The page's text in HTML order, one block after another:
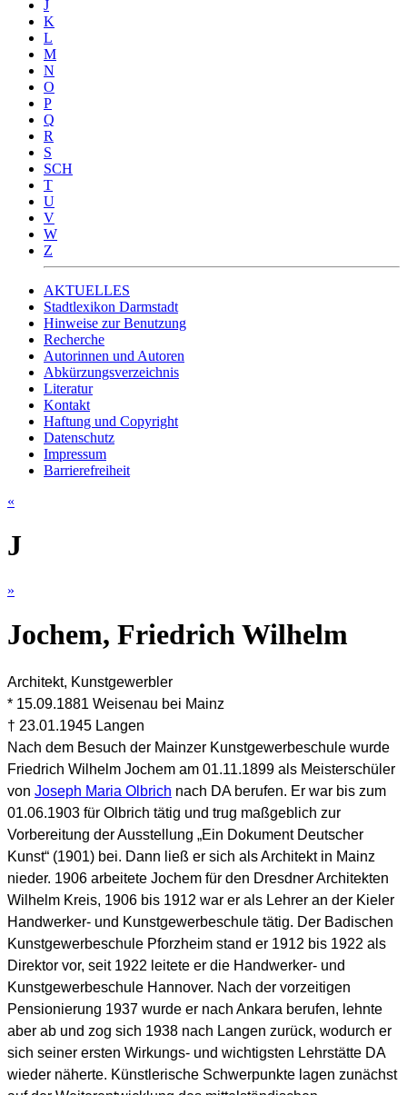
J
K
L
M
N
O
P
Q
R
S
SCH
T
U
V
W
Z
AKTUELLES
Stadtlexikon Darmstadt
Hinweise zur Benutzung
Recherche
Autorinnen und Autoren
Abkürzungsverzeichnis
Literatur
Kontakt
Haftung und Copyright
Datenschutz
Impressum
Barrierefreiheit
«
J
»
Jochem, Friedrich Wilhelm
Architekt, Kunstgewerbler
* 15.09.1881 Weisenau bei Mainz
† 23.01.1945 Langen
Nach dem Besuch der Mainzer Kunstgewerbeschule wurde
Friedrich Wilhelm Jochem am 01.11.1899 als Meisterschüler
von Joseph Maria Olbrich nach DA berufen. Er war bis zum
01.06.1903 für Olbrich tätig und trug maßgeblich zur
Vorbereitung der Ausstellung „Ein Dokument Deutscher
Kunst“ (1901) bei. Dann ließ er sich als Architekt in Mainz
nieder. 1906 arbeitete Jochem für den Dresdner Architekten
Wilhelm Kreis, 1906 bis 1912 war er als Lehrer an der Kieler
Handwerker- und Kunstgewerbeschule tätig. Der Badischen
Kunstgewerbeschule Pforzheim stand er 1912 bis 1922 als
Direktor vor, seit 1922 leitete er die Handwerker- und
Kunstgewerbeschule Hannover. Nach der vorzeitigen
Pensionierung 1937 wurde er nach Ankara berufen, lehnte
aber ab und zog sich 1938 nach Langen zurück, wodurch er
sich seiner ersten Wirkungs- und wichtigsten Lehrstätte DA
wieder näherte. Künstlerische Schwerpunkte lagen zunächst